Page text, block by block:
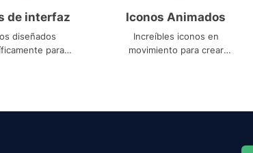
de interfaz
diseñados
para
Iconos Animados
Increíbles iconos en
movimiento para crear